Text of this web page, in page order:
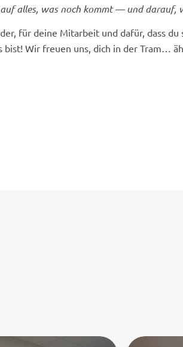
alles, was noch kommt — und darauf,
für deine Mitarbeit und dafür, dass du
bist! Wir freuen uns, dich in der Tram…